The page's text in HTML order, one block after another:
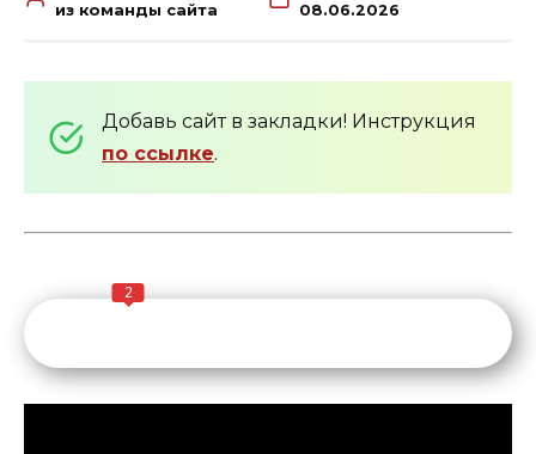
из команды сайта 08.06.2026
Добавь сайт в закладки! Инструкция
по ссылке.
2